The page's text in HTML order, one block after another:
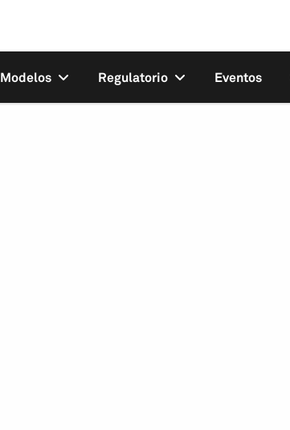
Regulatorio Eventos